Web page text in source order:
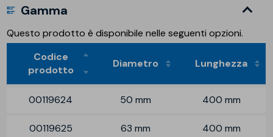
Gamma
Questo prodotto è disponibile nelle seguenti opzioni.
Codice
prodotto
Diametro Lunghezza
00119624 50 mm 400 mm
00119625 63 mm 400 mm